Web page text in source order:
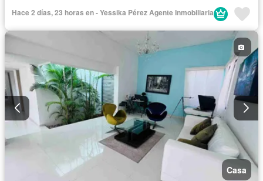
Hace 2 días, 23 horas en - Yessika Pérez Agente Inmobiliaria
Casa